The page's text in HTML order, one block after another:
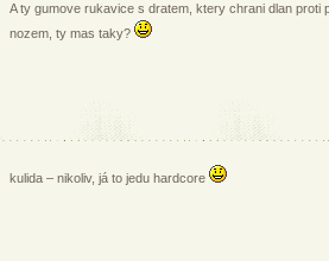
A ty gumove rukavice s dratem, ktery chrani dlan proti
nozem, ty mas taky?
kulida – nikoliv, já to jedu hardcore